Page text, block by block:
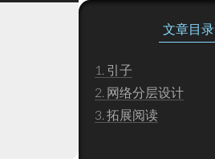
文章目录
1. 引子
2. 网络分层设计
3. 拓展阅读